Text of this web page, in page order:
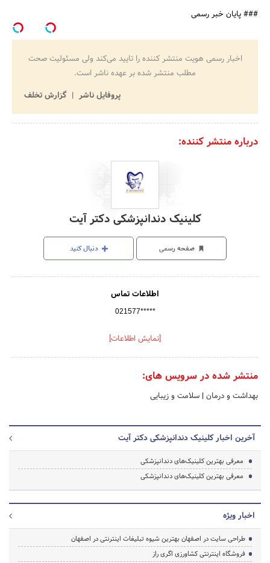
### پایان خبر رسمی
اخبار رسمی هویت منتشر کننده را تایید می‌کند ولی مسئولیت صحت
مطلب منتشر شده بر عهده ناشر است.
پروفایل ناشر
گزارش تخلف
درباره منتشر کننده:
کلینیک دندانپزشکی دکتر آیت
صفحه رسمی دنبال کنید
اطلاعات تماس
021577*****
[نمایش اطلاعات]
منتشر شده در سرویس های:
بهداشت و درمان | سلامت و زیبایی
آخرین اخبار کلینیک دندانپزشکی دکتر آیت
معرفی بهترین کلینیک‌های دندانپزشکی
معرفی بهترین کلینیک‌های دندانپزشکی
اخبار ویژه
طراحی سایت در اصفهان بهترین شیوه تبلیغات اینترنتی در اصفهان
فروشگاه اینترنتی کشاورزی اگری راز